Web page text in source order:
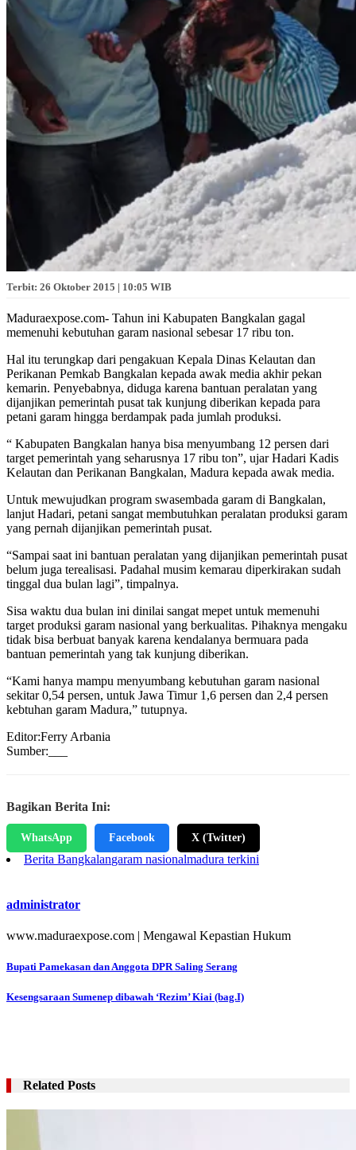
Terbit: 26 Oktober 2015 | 10:05 WIB
Maduraexpose.com- Tahun ini Kabupaten Bangkalan gagal
memenuhi kebutuhan garam nasional sebesar 17 ribu ton.
Hal itu terungkap dari pengakuan Kepala Dinas Kelautan dan
Perikanan Pemkab Bangkalan kepada awak media akhir pekan
kemarin. Penyebabnya, diduga karena bantuan peralatan yang
dijanjikan pemerintah pusat tak kunjung diberikan kepada para
petani garam hingga berdampak pada jumlah produksi.
“ Kabupaten Bangkalan hanya bisa menyumbang 12 persen dari
target pemerintah yang seharusnya 17 ribu ton”, ujar Hadari Kadis
Kelautan dan Perikanan Bangkalan, Madura kepada awak media.
Untuk mewujudkan program swasembada garam di Bangkalan,
lanjut Hadari, petani sangat membutuhkan peralatan produksi garam
yang pernah dijanjikan pemerintah pusat.
“Sampai saat ini bantuan peralatan yang dijanjikan pemerintah pusat
belum juga terealisasi. Padahal musim kemarau diperkirakan sudah
tinggal dua bulan lagi”, timpalnya.
Sisa waktu dua bulan ini dinilai sangat mepet untuk memenuhi
target produksi garam nasional yang berkualitas. Pihaknya mengaku
tidak bisa berbuat banyak karena kendalanya bermuara pada
bantuan pemerintah yang tak kunjung diberikan.
“Kami hanya mampu menyumbang kebutuhan garam nasional
sekitar 0,54 persen, untuk Jawa Timur 1,6 persen dan 2,4 persen
kebtuhan garam Madura,” tutupnya.
Editor:Ferry Arbania
Sumber:___
Bagikan Berita Ini:
WhatsApp Facebook X (Twitter)
Berita Bangkalangaram nasionalmadura terkini
administrator
www.maduraexpose.com | Mengawal Kepastian Hukum
Navigasi
pos
Bupati Pamekasan dan Anggota DPR Saling Serang
Kesengsaraan Sumenep dibawah ‘Rezim’ Kiai (bag.I)
Related Posts